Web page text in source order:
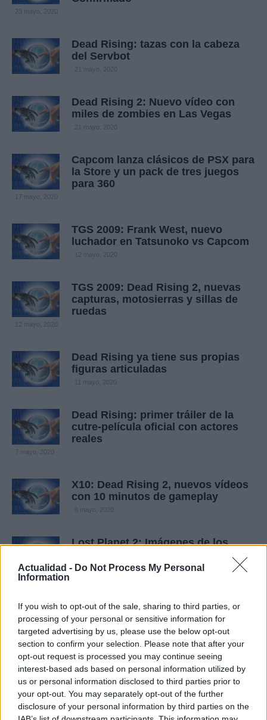
Actualidad - Do Not Process My Personal
Information
If you wish to opt-out of the sale, sharing to third parties, or
processing of your personal or sensitive information for
targeted advertising by us, please use the below opt-out
section to confirm your selection. Please note that after your
opt-out request is processed you may continue seeing
interest-based ads based on personal information utilized by
us or personal information disclosed to third parties prior to
your opt-out. You may separately opt-out of the further
disclosure of your personal information by third parties on the
23 mayo, 2020
Dead Rising: tazas con la cabeza
del Servbot
21 mayo, 2020
Dead Rising 2: Nuevo vídeo con
miles de zombies en Las Vegas
21 mayo, 2020
Capcom lanza clásicos de PSX para
la Store y un pack de tres juegos
para 360
17 mayo, 2020
TGS 2009: Frank West, nuevo
luchador en Tatsunoko vs Capcom
12 mayo, 2020
TGS 2009: Dead Rising 2, nuevas
capturas, motosierras y sillas de
ruedas
12 mayo, 2020
Dead Rising ya tiene sus propias
figuras articuladas
11 mayo, 2020
Dead Rising: primer tráiler de la
cutre-película oficial con actores
reales
7 mayo, 2020
X10: Dead Rising 2, nuevos vídeos
con 10 minutos de gameplay
6 mayo, 2020
Lost Planet 2: Imágenes de los
cameos de Dead Rising, Gears of
War y Resident Evil
4 mayo, 2020
Dead Rising 2: bocetos de los
personajes y decorados
2 mayo, 2020
Dead Rising 2: Mapa de Fortune
City
30 abril, 2020